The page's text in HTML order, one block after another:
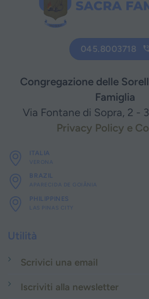
045.8003718
Congregazione delle
Famiglia
Via Fontane di Sopra, 2 -
Privacy Policy e
ITALIA
VERONA
BRAZIL
APARECIDA DE GOIÂNIA
PHILIPPINES
LAS PINAS CITY
Utilità
Scrivici una email
Iscriviti alla newsletter